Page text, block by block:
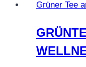
Grüner Tee